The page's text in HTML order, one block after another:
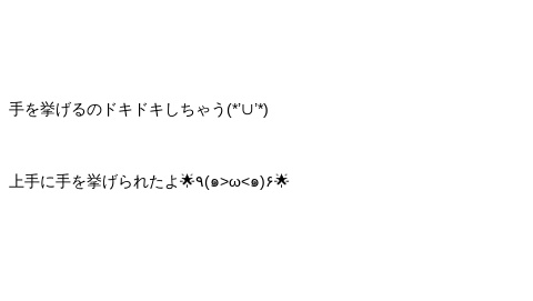
手を挙げるのドキドキしちゃう(*’∪’*)
上手に手を挙げられたよ🌟٩(๑>ω<๑)۶🌟